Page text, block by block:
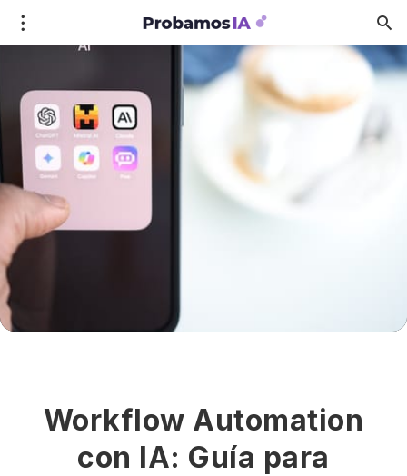
Workflow Automation
con IA: Guía para